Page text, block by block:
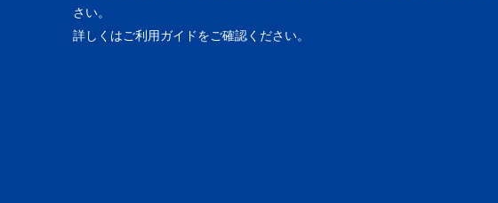
さい。
詳しくはご利用ガイドをご確認ください。